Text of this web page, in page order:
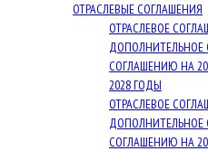
ОТРАСЛЕВЫЕ СОГЛАШЕНИЯ
ОТРАСЛЕВОЕ
ДОПОЛНИТЕЛЬНОЕ
СОГЛАШЕНИЮ НА
2028 ГОДЫ
ОТРАСЛЕВОЕ
ДОПОЛНИТЕЛЬНОЕ
СОГЛАШЕНИЮ НА